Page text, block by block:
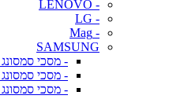
- LENOVO
- LG
- Mag
SAMSUNG
- מסכי סמסונג 24 אינץ
- מסכי סמסונג 27 אינץ
- מסכי סמסונג 32-49 אינץ